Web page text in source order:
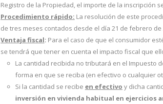
Registro de la Propiedad, el importe de la inscripción
Procedimiento rápido: La resolución de este
de tres meses contados desde el día 21 de febrero de
Ventaja fiscal: Para el caso de que el consumidor
se tendrá que tener en cuenta el impacto fiscal que
La cantidad recibida no tributará en el Impuesto
forma en que se reciba (en efectivo o cualquier
Si la cantidad se recibe en efectivo y dicha
inversión en vivienda habitual en ejercicios